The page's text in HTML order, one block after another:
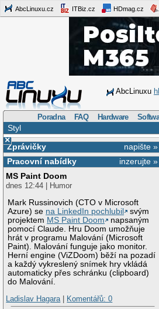
AbcLinuxu.cz ITBiz.cz HDmag.cz
AbcLinuxu
Poradna FAQ Hardware
Styl
×
napište »
Zprávičky
inzerujte »
Pracovní nabídky
MS Paint Doom
dnes 12:44 | Humor
Mark Russinovich (CTO v Microsoft
Azure) se na LinkedIn pochlubil
svým
projektem MS Paint Doom
napsaným
pomocí Claude. Hru Doom umožňuje
hrát v programu Malování (Microsoft
Paint). Malování funguje jako monitor.
Herní engine (ViZDoom) běží na pozadí
a každý vykreslený snímek hry vkládá
automaticky přes schránku (clipboard)
do Malování.
Ladislav Hagara| Komentářů: 0